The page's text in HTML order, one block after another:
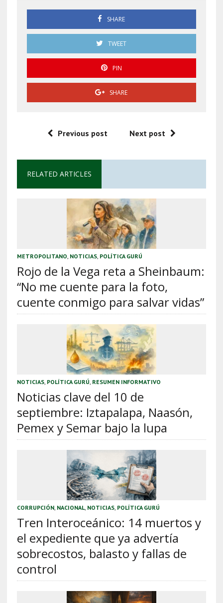
SHARE
TWEET
PIN
SHARE
Previous post Next post
RELATED ARTICLES
METROPOLITANO NOTICIAS, POLÍTICA GURÚ
Rojo de la Vega reta a Sheinbaum:
“No me cuente para la foto,
cuente conmigo para salvar vidas”
NOTICIAS, POLÍTICA GURÚ RESUMEN INFORMATIVO
Noticias clave del 10 de
septiembre: Iztapalapa, Naasón,
Pemex y Semar bajo la lupa
CORRUPCIÓN, NACIONAL, NOTICIAS, POLÍTICA GURÚ
Tren Interoceánico: 14 muertos y
el expediente que ya advertía
sobrecostos, balasto y fallas de
control